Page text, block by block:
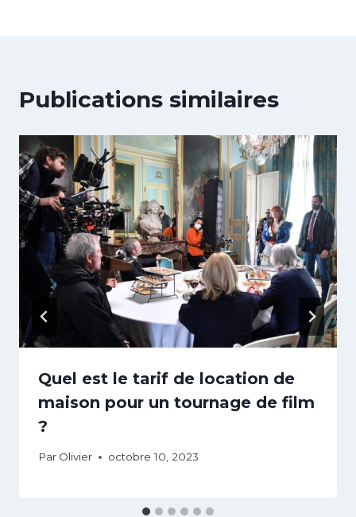
Publications similaires
Quel est le tarif de location de
maison pour un tournage de film
?
Par Olivier octobre 10, 2023